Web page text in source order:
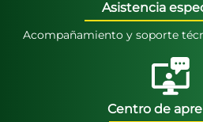
Asistencia
Acompañamiento y soporte
Centro de